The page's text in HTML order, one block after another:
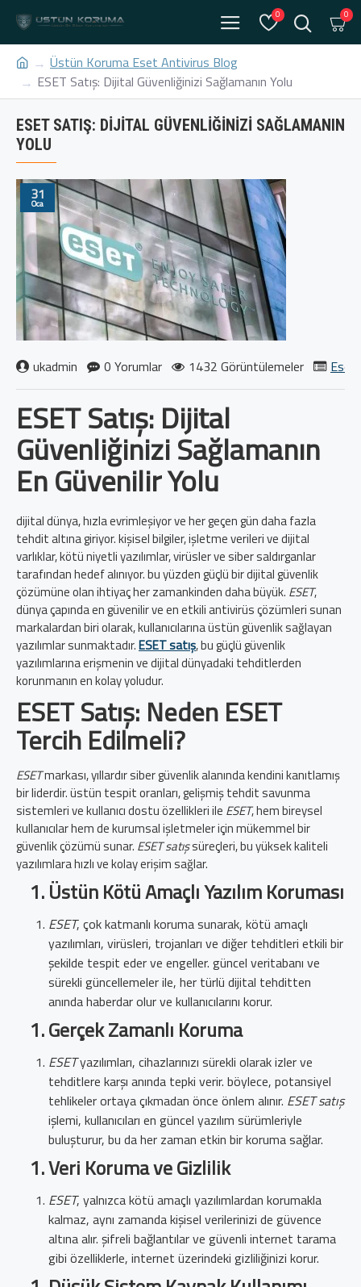
0 0
Üstün Koruma Eset Antivirus Blog
ESET Satış: Dijital Güvenliğinizi Sağlamanın Yolu
ESET SATIŞ: DIJITAL GÜVENLIĞINIZI SAĞLAMANIN
YOLU
31
Oca
ukadmin 0 Yorumlar 1432 Görüntülemeler Eset
ESET Satış: Dijital
Güvenliğinizi Sağlamanın
En Güvenilir Yolu
dijital dünya, hızla evrimleşiyor ve her geçen gün daha fazla
tehdit altına giriyor. kişisel bilgiler, işletme verileri ve dijital
varlıklar, kötü niyetli yazılımlar, virüsler ve siber saldırganlar
tarafından hedef alınıyor. bu yüzden güçlü bir dijital güvenlik
çözümüne olan ihtiyaç her zamankinden daha büyük. ESET,
dünya çapında en güvenilir ve en etkili antivirüs çözümleri sunan
markalardan biri olarak, kullanıcılarına üstün güvenlik sağlayan
yazılımlar sunmaktadır.ESET satış, bu güçlü güvenlik
yazılımlarına erişmenin ve dijital dünyadaki tehditlerden
korunmanın en kolay yoludur.
ESET Satış: Neden ESET
Tercih Edilmeli?
ESETmarkası, yıllardır siber güvenlik alanında kendini kanıtlamış
bir liderdir. üstün tespit oranları, gelişmiş tehdit savunma
sistemleri ve kullanıcı dostu özellikleri ile ESET, hem bireysel
kullanıcılar hem de kurumsal işletmeler için mükemmel bir
güvenlik çözümü sunar. ESET satışsüreçleri, bu yüksek kaliteli
yazılımlara hızlı ve kolay erişim sağlar.
Üstün Kötü Amaçlı Yazılım Koruması
ESET, çok katmanlı koruma sunarak, kötü amaçlı
yazılımları, virüsleri, trojanları ve diğer tehditleri etkili bir
şekilde tespit eder ve engeller. güncel veritabanı ve
sürekli güncellemeler ile, her türlü dijital tehditten
anında haberdar olur ve kullanıcılarını korur.
Gerçek Zamanlı Koruma
ESETyazılımları, cihazlarınızı sürekli olarak izler ve
tehditlere karşı anında tepki verir. böylece, potansiyel
tehlikeler ortaya çıkmadan önce önlem alınır. ESET satış
işlemi, kullanıcıları en güncel yazılım sürümleriyle
buluşturur, bu da her zaman etkin bir koruma sağlar.
Veri Koruma ve Gizlilik
ESET, yalnızca kötü amaçlı yazılımlardan korumakla
kalmaz, aynı zamanda kişisel verilerinizi de güvence
altına alır. şifreli bağlantılar ve güvenli internet tarama
gibi özelliklerle, internet üzerindeki gizliliğinizi korur.